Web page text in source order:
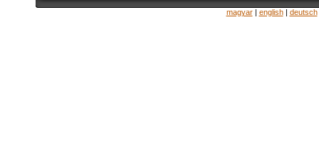
magyar| english| deutsch